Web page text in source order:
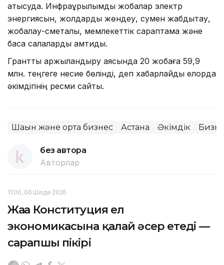
қатысуда. Инфрақұрылымдық жобалар электр
энергиясын, жолдарды жөндеу, сумен жабдықтау,
жобалау-сметалық, мемлекеттік сараптама және
басқа салаларды қамтиды.
Гранттық қаржыландыру аясында 20 жобаға 59,9
млн. теңгеге несие бөлінді, деп хабарлайды елорда
әкімдігінің ресми сайты.
Шағын және орта бизнес Астана Әкімдік
без автора
Авторлар
11:00, 06 Шілде 2026
Жаңа Конституция ел
экономикасына қалай әсер етеді —
сарапшы пікірі